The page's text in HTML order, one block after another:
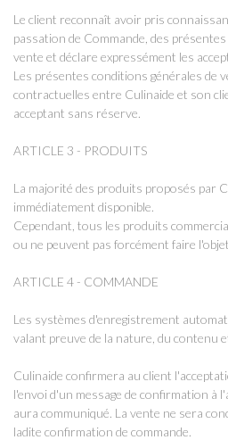
Le client reconnaît avoir pris
passation de Commande, des
vente et déclare expressément les
Les présentes conditions générales de
contractuelles entre Culinaide et son
acceptant sans réserve.
ARTICLE 3 - PRODUITS
La majorité des produits proposés par
immédiatement disponible.
Cependant, tous les produits
ou ne peuvent pas forcément faire
ARTICLE 4 - COMMANDE
Les systèmes d'enregistrement
valant preuve de la nature, du contenu
Culinaide confirmera au client
l'envoi d'un message de confirmation à
aura communiqué. La vente ne sera
ladite confirmation de commande.